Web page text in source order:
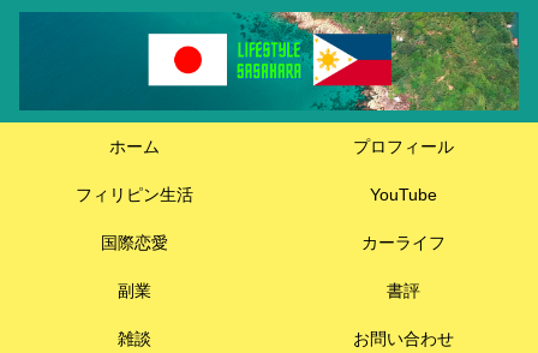
ホーム プロフィール
フィリピン生活 YouTube
国際恋愛 カーライフ
副業 書評
雑談 お問い合わせ